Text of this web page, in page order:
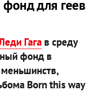
фонд для геев
Гагав среду
фонд в
Born this way